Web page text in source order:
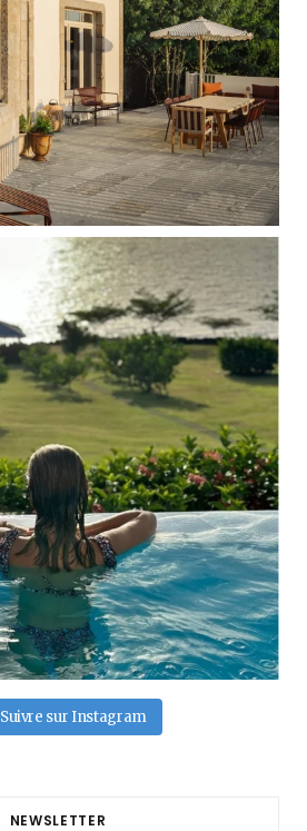
Suivre sur Instagram
NEWSLETTER